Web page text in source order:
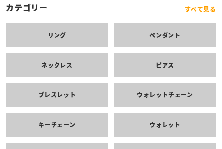
カテゴリー すべて見る
リング ペンダント
ネックレス ピアス
ブレスレット ウォレットチェーン
キーチェーン ウォレット